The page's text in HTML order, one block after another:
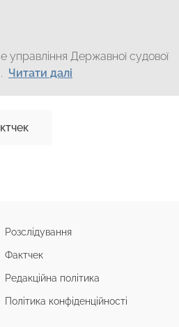
управління Державної судової
Читати далі
Розслідування
Фактчек
Редакційна політика
Політика конфіденційності